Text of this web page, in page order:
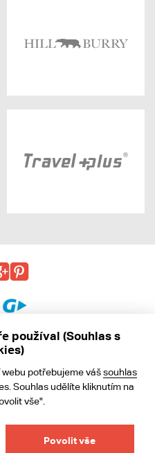
údajů
používal (Souhlas s
potřebujeme vášsouhlas
Souhlas udělíte kliknutím na
vše".
Povolit vše